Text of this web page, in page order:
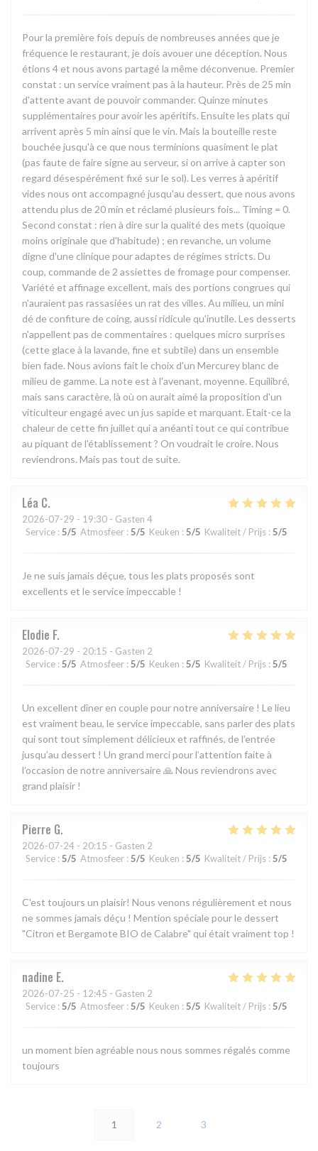
Pour la première fois depuis de nombreuses années que je
fréquence le restaurant, je dois avouer une déception. Nous
étions 4 et nous avons partagé la même déconvenue. Premier
constat : un service vraiment pas à la hauteur. Près de 25 min
d'attente avant de pouvoir commander. Quinze minutes
supplémentaires pour avoir les apéritifs. Ensuite les plats qui
arrivent après 5 min ainsi que le vin. Mais la bouteille reste
bouchée jusqu'à ce que nous terminions quasiment le plat
(pas faute de faire signe au serveur, si on arrive à capter son
regard désespérément fixé sur le sol). Les verres à apéritif
vides nous ont accompagné jusqu'au dessert, que nous avons
attendu plus de 20 min et réclamé plusieurs fois... Timing = 0.
Second constat : rien à dire sur la qualité des mets (quoique
moins originale que d'habitude) ; en revanche, un volume
digne d'une clinique pour adaptes de régimes stricts. Du
coup, commande de 2 assiettes de fromage pour compenser.
Variété et affinage excellent, mais des portions congrues qui
n'auraient pas rassasiées un rat des villes. Au milieu, un mini
dé de confiture de coing, aussi ridicule qu'inutile. Les desserts
n'appellent pas de commentaires : quelques micro surprises
(cette glace à la lavande, fine et subtile) dans un ensemble
bien fade. Nous avions fait le choix d'un Mercurey blanc de
milieu de gamme. La note est à l'avenant, moyenne. Equilibré,
mais sans caractère, là où on aurait aimé la proposition d'un
viticulteur engagé avec un jus sapide et marquant. Etait-ce la
chaleur de cette fin juillet qui a anéanti tout ce qui contribue
au piquant de l'établissement ? On voudrait le croire. Nous
reviendrons. Mais pas tout de suite.
Léa C
2026-07-29 - 19:30 - Gasten 4
Service : 5/5 Atmosfeer : 5/5 Keuken : 5/5 Kwaliteit / Prijs : 5/5
Je ne suis jamais déçue, tous les plats proposés sont
excellents et le service impeccable !
Elodie F
2026-07-29 - 20:15 - Gasten 2
Service : 5/5 Atmosfeer : 5/5 Keuken : 5/5 Kwaliteit / Prijs : 5/5
Un excellent dîner en couple pour notre anniversaire ! Le lieu
est vraiment beau, le service impeccable, sans parler des plats
qui sont tout simplement délicieux et raffinés, de l’entrée
jusqu’au dessert ! Un grand merci pour l’attention faite à
l’occasion de notre anniversaire 🙏 Nous reviendrons avec
grand plaisir !
Pierre G
2026-07-24 - 20:15 - Gasten 2
Service : 5/5 Atmosfeer : 5/5 Keuken : 5/5 Kwaliteit / Prijs : 5/5
C'est toujours un plaisir! Nous venons régulièrement et nous
ne sommes jamais déçu ! Mention spéciale pour le dessert
"Citron et Bergamote BIO de Calabre" qui était vraiment top !
nadine E
2026-07-25 - 12:45 - Gasten 2
Service : 5/5 Atmosfeer : 5/5 Keuken : 5/5 Kwaliteit / Prijs : 5/5
un moment bien agréable nous nous sommes régalés comme
toujours
1 2 3